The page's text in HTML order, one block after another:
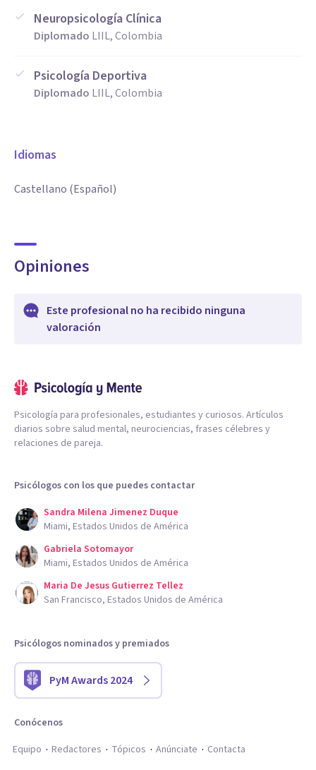
Neuropsicología Clínica
Diplomado LIIL, Colombia
Psicología Deportiva
Diplomado LIIL, Colombia
Idiomas
Castellano (Español)
Opiniones
Este profesional no ha recibido ninguna
valoración
Psicología para profesionales, estudiantes y curiosos. Artículos
diarios sobre salud mental, neurociencias, frases célebres y
relaciones de pareja.
Psicólogos con los que puedes contactar
Sandra Milena Jimenez Duque
Miami, Estados Unidos de América
Gabriela Sotomayor
Miami, Estados Unidos de América
Maria De Jesus Gutierrez Tellez
San Francisco, Estados Unidos de América
Psicólogos nominados y premiados
PyM Awards 2024
Conócenos
Equipo
Redactores Tópicos Anúnciate Contacta